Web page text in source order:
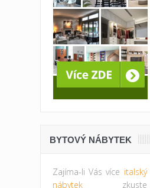
BYTOVÝ NÁBYTEK
Zajíma-li Vás více italský
nábytekzkuste